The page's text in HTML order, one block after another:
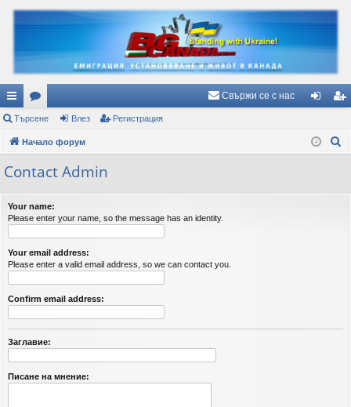
ъ
рз
и
ъз
ки
ор
ум
и
Свържи се с нас
з ис
Търсене Влез Регистрация
Начало форум
с
Contact Admin
Your name:
Please enter your name, so the message has an identity.
Your email address:
Please enter a valid email address, so we can contact you.
Confirm email address:
Заглавие:
Писане на мнение: